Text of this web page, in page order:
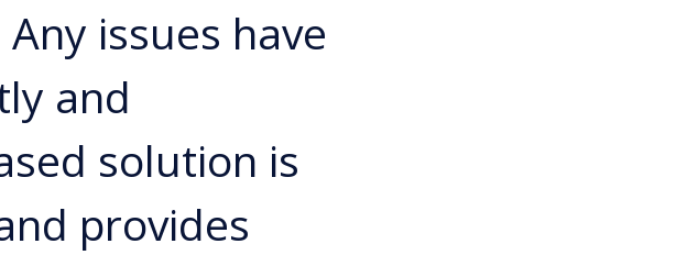
issues have
and
solution is
provides